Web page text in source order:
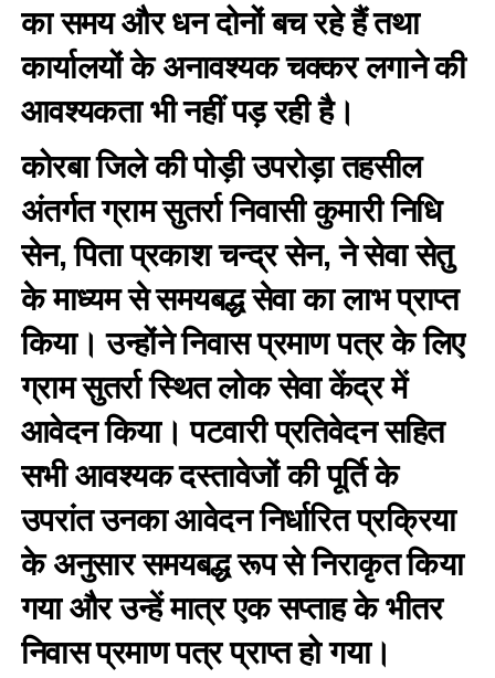
का समय और धन दोनों बच रहे हैं तथा
कार्यालयों के अनावश्यक चक्कर लगाने की
आवश्यकता भी नहीं पड़ रही है।
कोरबा जिले की पोड़ी उपरोड़ा तहसील
अंतर्गत ग्राम सुतर्रा निवासी कुमारी निधि
सेन, पिता प्रकाश चन्द्र सेन, ने सेवा सेतु
के माध्यम से समयबद्ध सेवा का लाभ प्राप्त
किया। उन्होंने निवास प्रमाण पत्र के लिए
ग्राम सुतर्रा स्थित लोक सेवा केंद्र में
आवेदन किया। पटवारी प्रतिवेदन सहित
सभी आवश्यक दस्तावेजों की पूर्ति के
उपरांत उनका आवेदन निर्धारित प्रक्रिया
के अनुसार समयबद्ध रूप से निराकृत किया
गया और उन्हें मात्र एक सप्ताह के भीतर
निवास प्रमाण पत्र प्राप्त हो गया।